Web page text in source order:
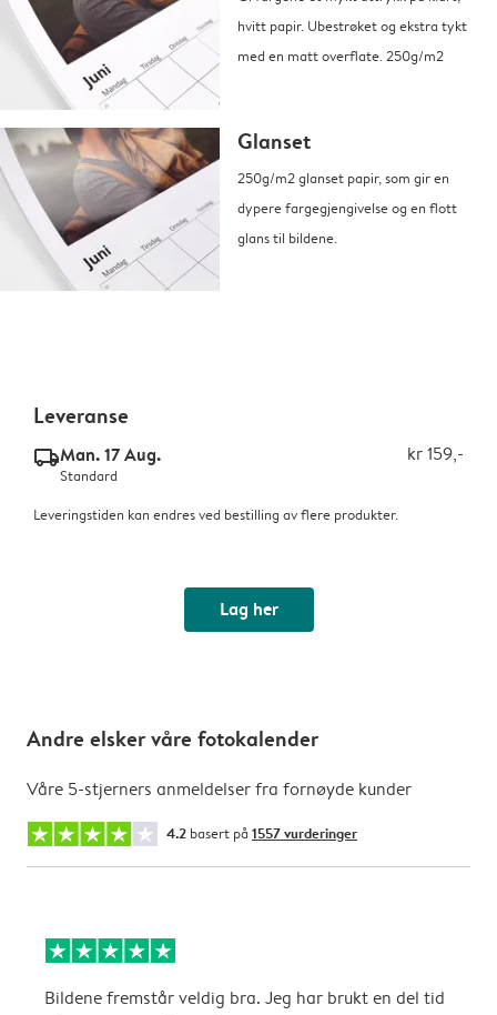
hvitt papir. Ubestrøket og ekstra tykt
med en matt overflate. 250g/m2
Glanset
250g/m2 glanset papir, som gir en
dypere fargegjengivelse og en flott
glans til bildene.
Leveranse
delivery_standard_v2Man. 17 Aug. kr 159,-
Standard
Leveringstiden kan endres ved bestilling av flere produkter.
Lag her
Andre elsker våre fotokalender
Våre 5-stjerners anmeldelser fra fornøyde kunder
4.2 basert på 1557 vurderinger
Bildene fremstår veldig bra. Jeg har brukt en del tid